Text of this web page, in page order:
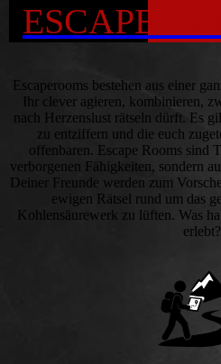
ESCAPE
Escaperooms bestehen aus einer
Ihr clever agieren, kombinieren,
nach Herzenslust rätseln dürft. Es
zu entziffern und die euch
offenbaren. Escape Rooms sind
verborgenen Fähigkeiten, sondern
Deiner Freunde werden zum
ewigen Rätsel rund um das
Kohlensäurewerk zu lüften. Was
erlebt?